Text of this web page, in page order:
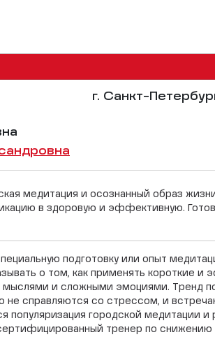
г. Санкт-
медитация и осознанный образ
в здоровую и эффективную.
подготовку или опыт
о том, как применять короткие
и сложными эмоциями. Тренд
справляются со стрессом, и
популяризация городской медитации
тренер по снижению